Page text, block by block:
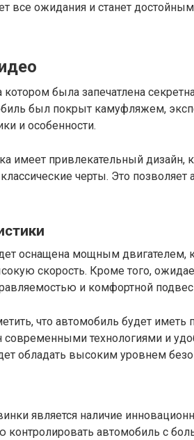
все ожидания и станет
была запечатлена
был покрыт камуфляжем,
и особенности.
имеет привлекательный дизайн,
черты. Это
оснащена мощным двигателем,
скорость. Кроме того,
и комфортной
что автомобиль будет иметь
современными технологиями и
обладать высоким уровнем
является наличие
контролировать автомобиль с